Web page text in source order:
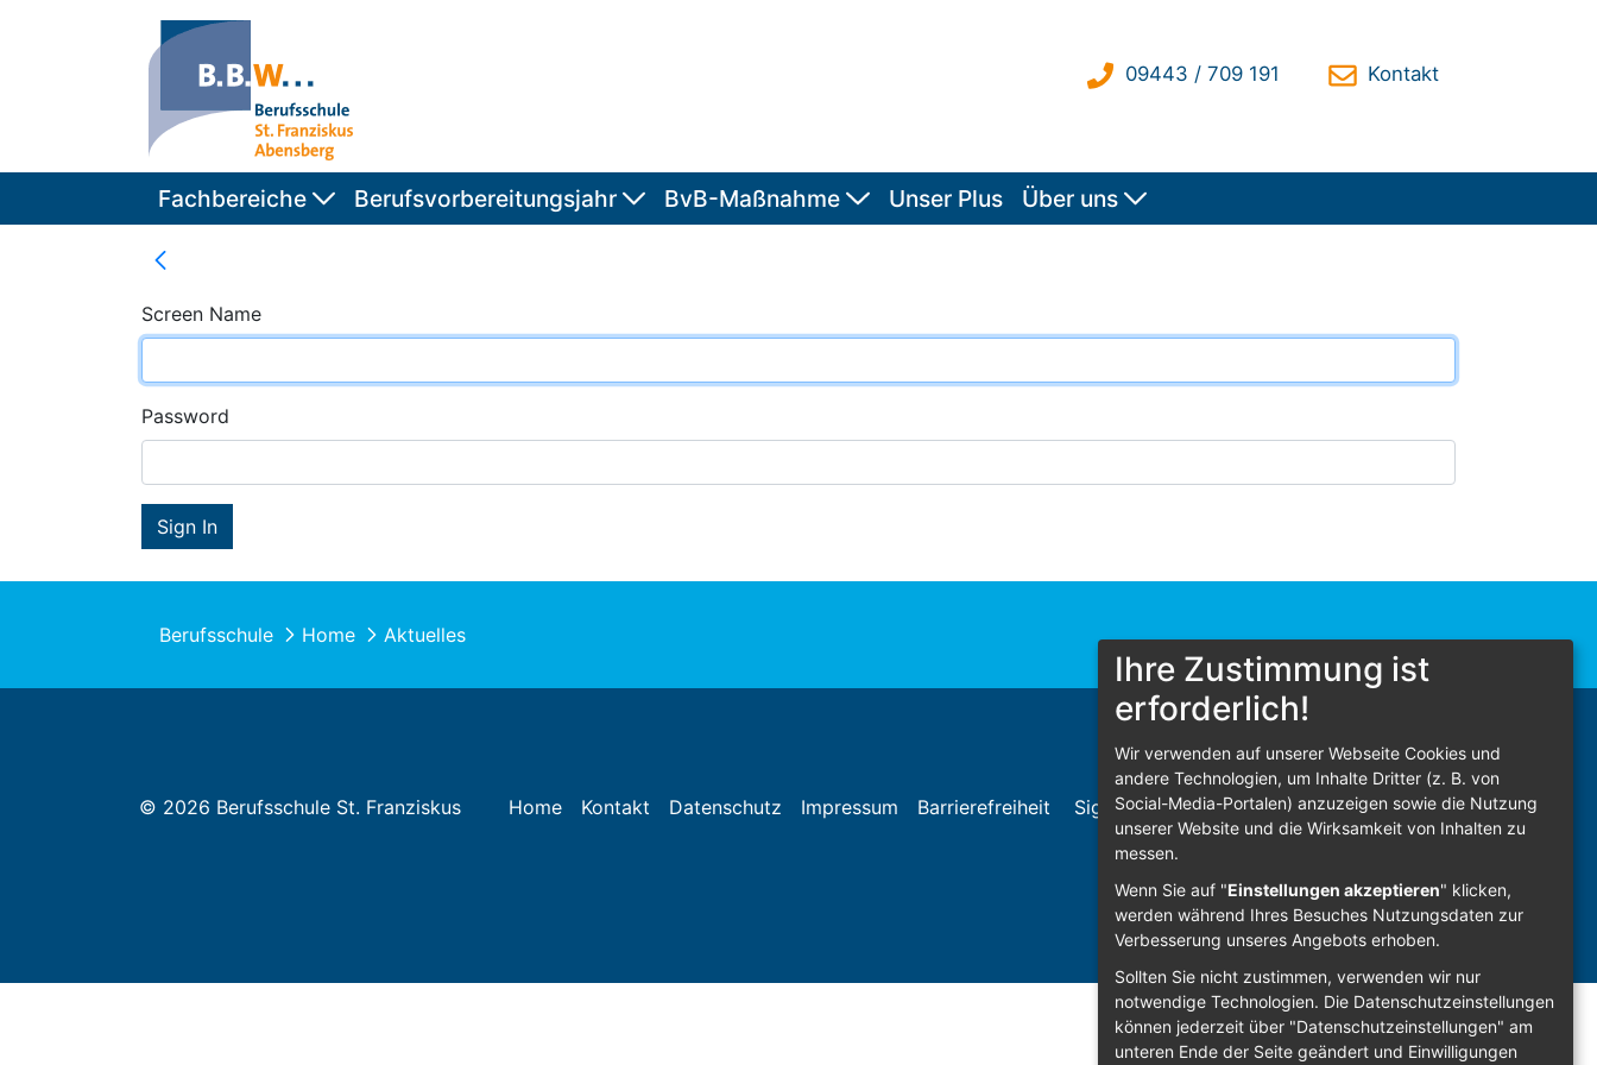
Fachbereiche Berufsvorbereitungsjahr BvB-Maßnahme Unser Plus Über uns
Screen Name
Password
Sign In
Berufsschule Home Aktuelles
© 2026 Berufsschule St. Franziskus Home Kontakt Datenschutz Impressum Barrierefreiheit Sign In
Ihre Zustimmung ist
erforderlich!
Wir verwenden auf unserer Webseite Cookies und
andere Technologien, um Inhalte Dritter (z. B. von
Social-Media-Portalen) anzuzeigen sowie die Nutzung
unserer Website und die Wirksamkeit von Inhalten zu
messen.
Wenn Sie auf "Einstellungen akzeptieren" klicken,
werden während Ihres Besuches Nutzungsdaten zur
Verbesserung unseres Angebots erhoben.
Sollten Sie nicht zustimmen, verwenden wir nur
notwendige Technologien. Die Datenschutzeinstellungen
können jederzeit über "Datenschutzeinstellungen" am
unteren Ende der Seite geändert und Einwilligungen